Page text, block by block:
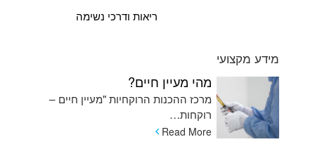
ריאות ודרכי נשימה
מידע מקצועי
מהי מעיין חיים?
מרכז ההכנות הרוקחיות "מעיין חיים –
רוקחות…
Read More